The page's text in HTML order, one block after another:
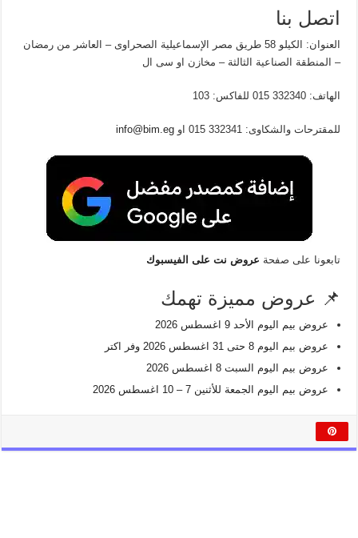
اتصل بنا
العنوان: الكيلو 58 طريق مصر الإسماعيلية الصحراوى – العاشر من رمضان
– المنطقة الصناعية الثالثة – مخازن او سى ال
الهاتف: 332340 015 للفاكس: 103
للمقترحات والشكاوى: 332341 015 او info@bim.eg
تابعونا على صفحة عروض نت على الفيسبوك
📌 عروض مميزة تهمك
عروض بيم اليوم الأحد 9 اغسطس 2026
عروض بيم اليوم 8 حتى 31 اغسطس 2026 وفر اكتر
عروض بيم اليوم السبت 8 اغسطس 2026
عروض بيم اليوم الجمعة للأثنين 7 – 10 اغسطس 2026